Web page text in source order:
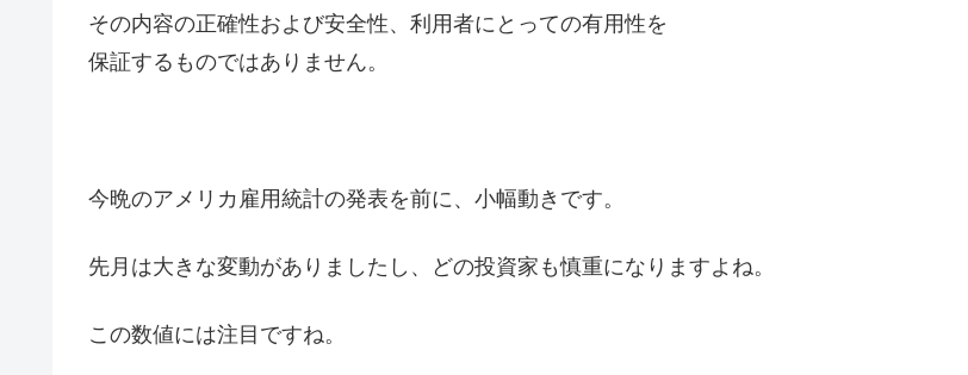
その内容の正確性および安全性、利用者にとっての有用性を
保証するものではありません。
今晩のアメリカ雇用統計の発表を前に、小幅動きです。
先月は大きな変動がありましたし、どの投資家も慎重になりますよね。
この数値には注目ですね。